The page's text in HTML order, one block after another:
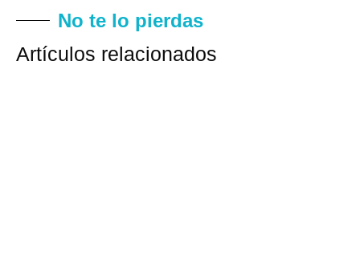
No te lo pierdas
Artículos relacionados